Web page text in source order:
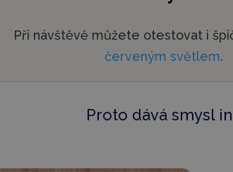
Při návštěvě můžete otestovat i
červeným světlem.
Proto dává smysl